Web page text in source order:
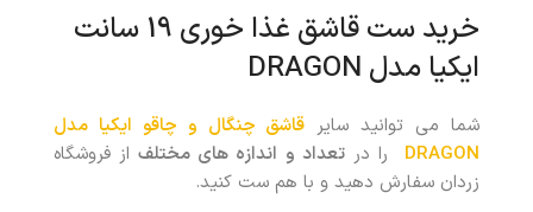
خرید ست قاشق غذا خوری 19 سانت
ایکیا مدل DRAGON
شما می توانید سایر قاشق چنگال و چاقو ایکیا مدل
DRAGON
را درتعداد و اندازه های مختلف از فروشگاه
زردان سفارش دهید و با هم ست کنید.